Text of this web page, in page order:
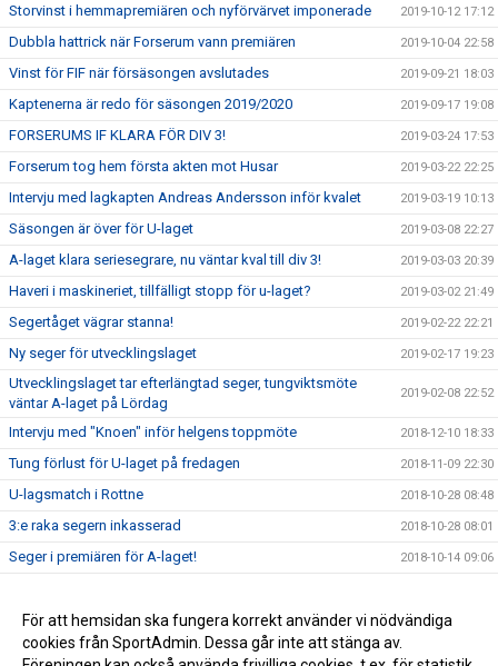
Storvinst i hemmapremiären och nyförvärvet imponerade 2019-10-12 17:12
Dubbla hattrick när Forserum vann premiären 2019-10-04 22:58
Vinst för FIF när försäsongen avslutades 2019-09-21 18:03
Kaptenerna är redo för säsongen 2019/2020 2019-09-17 19:08
FORSERUMS IF KLARA FÖR DIV 3! 2019-03-24 17:53
Forserum tog hem första akten mot Husar 2019-03-22 22:25
Intervju med lagkapten Andreas Andersson inför kvalet 2019-03-19 10:13
Säsongen är över för U-laget 2019-03-08 22:27
A-laget klara seriesegrare, nu väntar kval till div 3! 2019-03-03 20:39
Haveri i maskineriet, tillfälligt stopp för u-laget? 2019-03-02 21:49
Segertåget vägrar stanna! 2019-02-22 22:21
Ny seger för utvecklingslaget 2019-02-17 19:23
Utvecklingslaget tar efterlängtad seger, tungviktsmöte
väntar A-laget på Lördag
2019-02-08 22:52
Intervju med "Knoen" inför helgens toppmöte 2018-12-10 18:33
Tung förlust för U-laget på fredagen 2018-11-09 22:30
U-lagsmatch i Rottne 2018-10-28 08:48
3:e raka segern inkasserad 2018-10-28 08:01
Seger i premiären för A-laget! 2018-10-14 09:06
Träningsmatch mot Bodafors 2018-09-27 08:08
Premiär för A-laget 13/10 2018-09-01 12:32
För att hemsidan ska fungera korrekt använder vi nödvändiga
cookies från SportAdmin. Dessa går inte att stänga av.